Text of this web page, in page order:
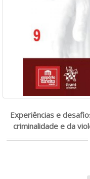
Experiências e
criminalidade e da